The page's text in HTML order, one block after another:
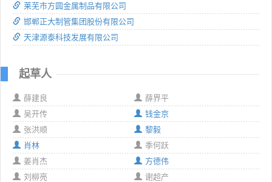
莱芜市方圆金属制品有限公司
邯郸正大制管集团股份有限公司
天津源泰科技发展有限公司
起草人
薛建良
薛界平
吴开传
钱金京
张洪顺
黎毅
肖林
季何跃
姜肖杰
方德伟
刘柳亮
谢超产